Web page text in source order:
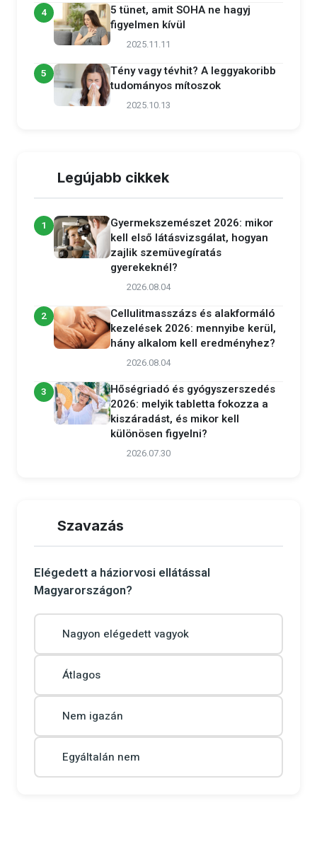
4
5 tünet, amit SOHA ne hagyj
figyelmen kívül
2025.11.11
5
Tény vagy tévhit? A leggyakoribb
tudományos mítoszok
2025.10.13
Legújabb cikkek
1
Gyermekszemészet 2026: mikor
kell első látásvizsgálat, hogyan
zajlik szemüvegíratás
gyerekeknél?
2026.08.04
2
Cellulitmasszázs és alakformáló
kezelések 2026: mennyibe kerül,
hány alkalom kell eredményhez?
2026.08.04
3
Hőségriadó és gyógyszerszedés
2026: melyik tabletta fokozza a
kiszáradást, és mikor kell
különösen figyelni?
2026.07.30
Szavazás
Elégedett a háziorvosi ellátással
Magyarországon?
Nagyon elégedett vagyok
Átlagos
Nem igazán
Egyáltalán nem